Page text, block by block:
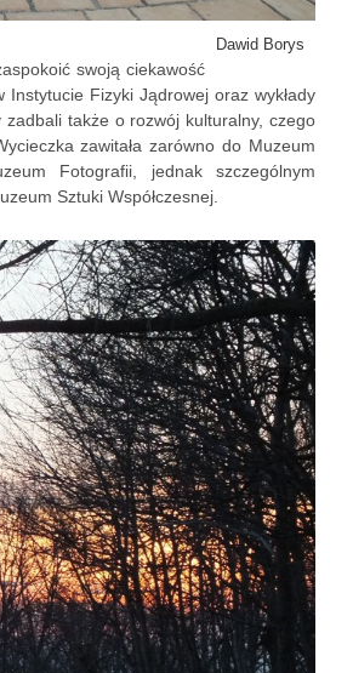
Dawid Borys
swoją ciekawość
Fizyki Jądrowej oraz wykłady
także o rozwój kulturalny, czego
zawitała zarówno do Muzeum
Fotografii, jednak szczególnym
Sztuki Współczesnej.